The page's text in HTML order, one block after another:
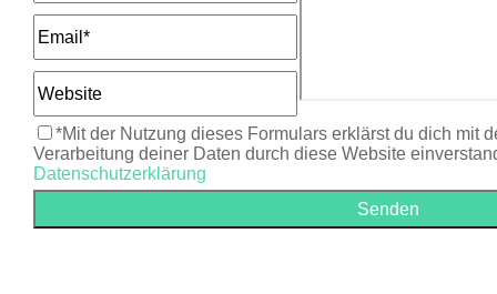
*Mit der Nutzung dieses Formulars erklärst du dich mit
Verarbeitung deiner Daten durch diese Website
Datenschutzerklärung